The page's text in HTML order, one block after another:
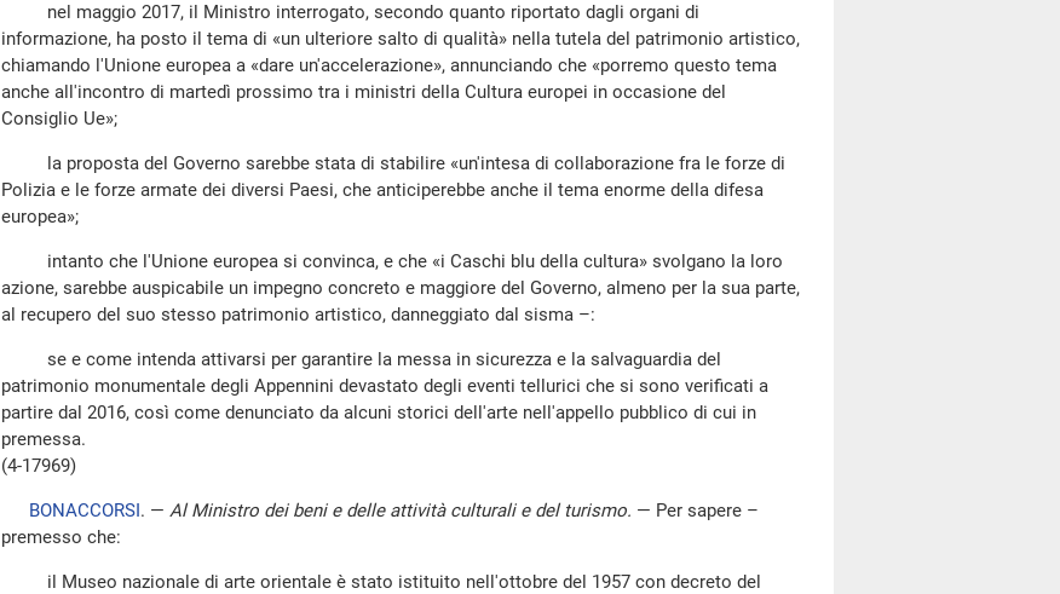
nel maggio 2017, il Ministro interrogato, secondo quanto riportato dagli organi di
informazione, ha posto il tema di «un ulteriore salto di qualità» nella tutela del patrimonio artistico,
chiamando l'Unione europea a «dare un'accelerazione», annunciando che «porremo questo tema
anche all'incontro di martedì prossimo tra i ministri della Cultura europei in occasione del
Consiglio Ue»;
la proposta del Governo sarebbe stata di stabilire «un'intesa di collaborazione fra le forze di
Polizia e le forze armate dei diversi Paesi, che anticiperebbe anche il tema enorme della difesa
europea»;
intanto che l'Unione europea si convinca, e che «i Caschi blu della cultura» svolgano la loro
azione, sarebbe auspicabile un impegno concreto e maggiore del Governo, almeno per la sua parte,
al recupero del suo stesso patrimonio artistico, danneggiato dal sisma –:
se e come intenda attivarsi per garantire la messa in sicurezza e la salvaguardia del
patrimonio monumentale degli Appennini devastato degli eventi tellurici che si sono verificati a
partire dal 2016, così come denunciato da alcuni storici dell'arte nell'appello pubblico di cui in
premessa.
(4-17969)
BONACCORSI. — Al Ministro dei beni e delle attività culturali e del turismo. — Per sapere –
premesso che:
il Museo nazionale di arte orientale è stato istituito nell'ottobre del 1957 con decreto del